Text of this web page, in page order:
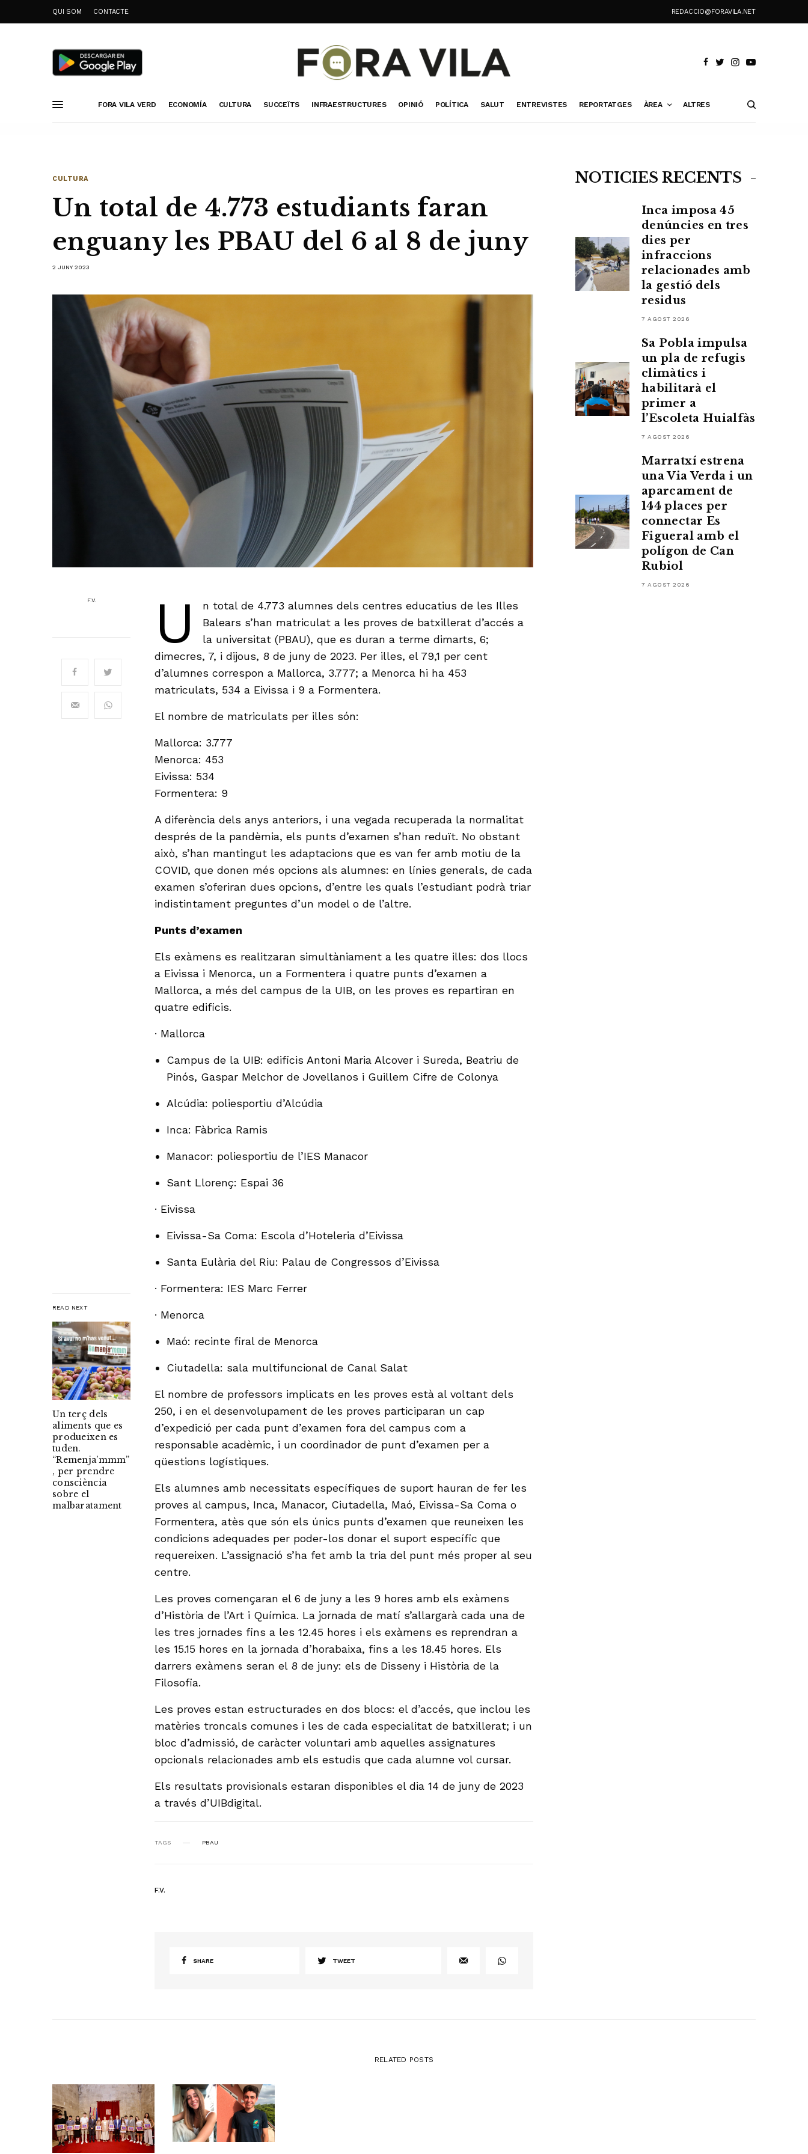
QUI SOM CONTACTE REDACCIO@FORAVILA.NET
FORA VILA VERD ECONOMÍA CULTURA SUCCEÏTS INFRAESTRUCTURES OPINIÓ POLÍTICA SALUT ENTREVISTES REPORTATGES ÀREA ALTRES
CULTURA
Un total de 4.773 estudiants faran
enguany les PBAU del 6 al 8 de juny
2 JUNY 2023
F.V.
READ NEXT
Un terç dels
aliments que es
produeixen es
tuden.
“Remenja’mmm”
, per prendre
consciència
sobre el
malbaratament
U
n total de 4.773 alumnes dels centres educatius de les Illes
Balears s’han matriculat a les proves de batxillerat d’accés a
la universitat (PBAU), que es duran a terme dimarts, 6;
dimecres, 7, i dijous, 8 de juny de 2023. Per illes, el 79,1 per cent
d’alumnes correspon a Mallorca, 3.777; a Menorca hi ha 453
matriculats, 534 a Eivissa i 9 a Formentera.
El nombre de matriculats per illes són:
Mallorca: 3.777
Menorca: 453
Eivissa: 534
Formentera: 9
A diferència dels anys anteriors, i una vegada recuperada la normalitat
després de la pandèmia, els punts d’examen s’han reduït. No obstant
això, s’han mantingut les adaptacions que es van fer amb motiu de la
COVID, que donen més opcions als alumnes: en línies generals, de cada
examen s’oferiran dues opcions, d’entre les quals l’estudiant podrà triar
indistintament preguntes d’un model o de l’altre.
Punts d’examen
Els exàmens es realitzaran simultàniament a les quatre illes: dos llocs
a Eivissa i Menorca, un a Formentera i quatre punts d’examen a
Mallorca, a més del campus de la UIB, on les proves es repartiran en
quatre edificis.
· Mallorca
Campus de la UIB: edificis Antoni Maria Alcover i Sureda, Beatriu de
Pinós, Gaspar Melchor de Jovellanos i Guillem Cifre de Colonya
Alcúdia: poliesportiu d’Alcúdia
Inca: Fàbrica Ramis
Manacor: poliesportiu de l’IES Manacor
Sant Llorenç: Espai 36
· Eivissa
Eivissa-Sa Coma: Escola d’Hoteleria d’Eivissa
Santa Eulària del Riu: Palau de Congressos d’Eivissa
· Formentera: IES Marc Ferrer
· Menorca
Maó: recinte firal de Menorca
Ciutadella: sala multifuncional de Canal Salat
El nombre de professors implicats en les proves està al voltant dels
250, i en el desenvolupament de les proves participaran un cap
d’expedició per cada punt d’examen fora del campus com a
responsable acadèmic, i un coordinador de punt d’examen per a
qüestions logístiques.
Els alumnes amb necessitats específiques de suport hauran de fer les
proves al campus, Inca, Manacor, Ciutadella, Maó, Eivissa-Sa Coma o
Formentera, atès que són els únics punts d’examen que reuneixen les
condicions adequades per poder-los donar el suport específic que
requereixen. L’assignació s’ha fet amb la tria del punt més proper al seu
centre.
Les proves començaran el 6 de juny a les 9 hores amb els exàmens
d’Història de l’Art i Química. La jornada de matí s’allargarà cada una de
les tres jornades fins a les 12.45 hores i els exàmens es reprendran a
les 15.15 hores en la jornada d’horabaixa, fins a les 18.45 hores. Els
darrers exàmens seran el 8 de juny: els de Disseny i Història de la
Filosofia.
Les proves estan estructurades en dos blocs: el d’accés, que inclou les
matèries troncals comunes i les de cada especialitat de batxillerat; i un
bloc d’admissió, de caràcter voluntari amb aquelles assignatures
opcionals relacionades amb els estudis que cada alumne vol cursar.
Els resultats provisionals estaran disponibles el dia 14 de juny de 2023
a través d’UIBdigital.
TAGS PBAU
F.V.
SHARE TWEET
NOTÍCIES RECENTS
Inca imposa 45
denúncies en tres
dies per
infraccions
relacionades amb
la gestió dels
residus
7 AGOST 2026
Sa Pobla impulsa
un pla de refugis
climàtics i
habilitarà el
primer a
l’Escoleta Huialfàs
7 AGOST 2026
Marratxí estrena
una Via Verda i un
aparcament de
144 places per
connectar Es
Figueral amb el
polígon de Can
Rubiol
7 AGOST 2026
RELATED POSTS